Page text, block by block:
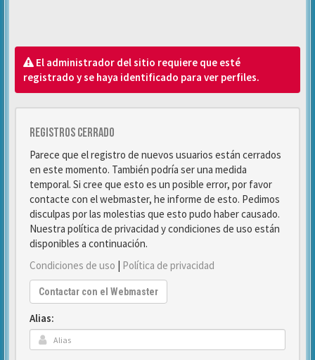
El administrador del sitio requiere que esté
registrado y se haya identificado para ver perfiles.
Registros cerrado
Parece que el registro de nuevos usuarios están cerrados
en este momento. También podría ser una medida
temporal. Si cree que esto es un posible error, por favor
contacte con el webmaster, he informe de esto. Pedimos
disculpas por las molestias que esto pudo haber causado.
Nuestra política de privacidad y condiciones de uso están
disponibles a continuación.
Condiciones de uso | Política de privacidad
Contactar con el Webmaster
Alias: